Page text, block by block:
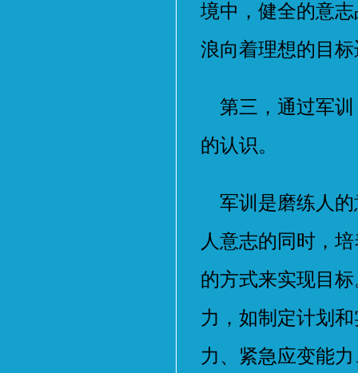
境中，健全的意
浪向着理想的目
第三，通过军训
的认识。
军训是磨练人的
人意志的同时，
的方式来实现目
力，如制定计划
力、紧急应变能